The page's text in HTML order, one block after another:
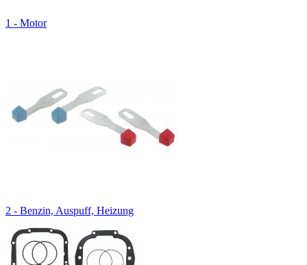
1 - Motor
2 - Benzin, Auspuff, Heizung